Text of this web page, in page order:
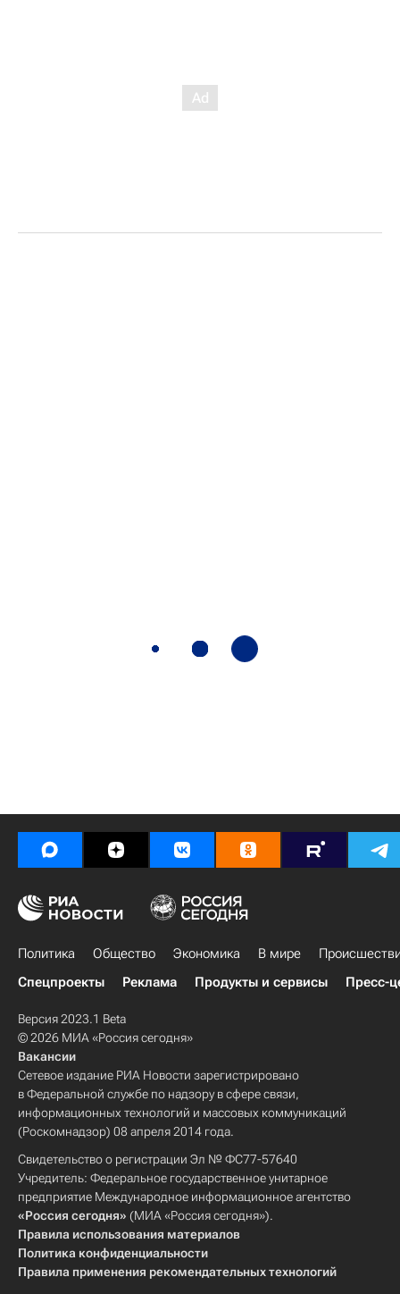
Политика Общество Экономика В мире
Спецпроекты
Реклама Продукты и сервисы Пресс-
Версия 2023.1 Beta
© 2026 МИА «Россия сегодня»
Вакансии
Сетевое издание РИА Новости зарегистрировано
в Федеральной службе по надзору в сфере связи,
информационных технологий и массовых коммуникаций
(Роскомнадзор) 08 апреля 2014 года.
Свидетельство о регистрации Эл № ФС77-57640
Учредитель: Федеральное государственное унитарное
предприятие Международное информационное агентство
«Россия сегодня» (МИА «Россия сегодня»).
Правила использования материалов
Политика конфиденциальности
Правила применения рекомендательных технологий